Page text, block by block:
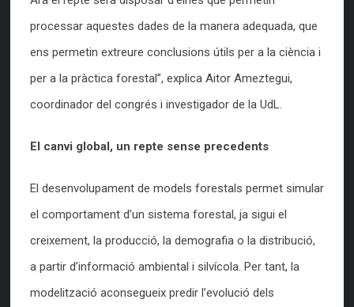
processar aquestes dades de la manera adequada, que
ens permetin extreure conclusions útils per a la ciència i
per a la pràctica forestal”, explica Aitor Ameztegui,
coordinador del congrés i investigador de la UdL.
El canvi global, un repte sense precedents
El desenvolupament de models forestals permet simular
el comportament d’un sistema forestal, ja sigui el
creixement, la producció, la demografia o la distribució,
a partir d’informació ambiental i silvícola. Per tant, la
modelització aconsegueix predir l’evolució dels